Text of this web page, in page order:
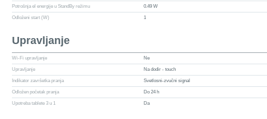
Potrošnja el energije u StandBy režimu 0.49 W
Odloženi start (W) 1
Upravljanje
Wi-Fi upravljanje Ne
Upravljanje Na dodir - touch
Indikator završetka pranja Svetlosni-zvučni signal
Odložen početak pranja Do 24 h
Upotreba tablete 3 u 1 Da